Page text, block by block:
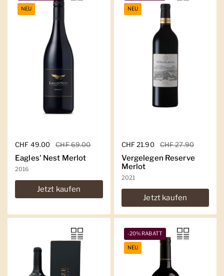
Regulärer Preis
CHF 49.00 Sale-Preis
CHF 69.00
Eagles' Nest Merlot
2016
Jetzt kaufen
NEU
Regulärer Preis
CHF 21.90 Sale-Preis
CHF 27.90
Vergelegen Reserve
Merlot
2021
Jetzt kaufen
NEU
-20% RABATT
NEU